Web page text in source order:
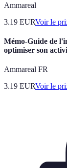
Ammareal
3.19 EURVoir le
Mémo-Guide de
optimiser son
Ammareal FR
3.19 EURVoir le